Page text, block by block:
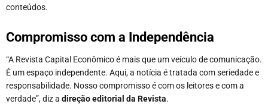
conteúdos.
Compromisso com a Independência
“A Revista Capital Econômico é mais que um veículo de comunicação.
É um espaço independente. Aqui, a notícia é tratada com seriedade e
responsabilidade. Nosso compromisso é com os leitores e com a
verdade”, diz a direção editorial da Revista.